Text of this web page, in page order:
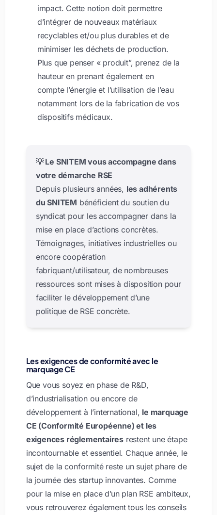
impact. Cette notion doit permettre
d’intégrer de nouveaux matériaux
recyclables et/ou plus durables et de
minimiser les déchets de production.
Plus que penser « produit”, prenez de la
hauteur en prenant également en
compte l’énergie et l’utilisation de l’eau
notamment lors de la fabrication de vos
dispositifs médicaux.
💡 Le SNITEM vous accompagne dans
votre démarche RSE
Depuis plusieurs années, les adhérents
du SNITEM bénéficient du soutien du
syndicat pour les accompagner dans la
mise en place d’actions concrètes.
Témoignages, initiatives industrielles ou
encore coopération
fabriquant/utilisateur, de nombreuses
ressources sont mises à disposition pour
faciliter le développement d’une
politique de RSE concrète.
Les exigences de conformité avec le
marquage CE
Que vous soyez en phase de R&D,
d’industrialisation ou encore de
développement à l’international, le marquage
CE (Conformité Européenne) et les
exigences réglementairesrestent une étape
incontournable et essentiel. Chaque année, le
sujet de la conformité reste un sujet phare de
la journée des startup innovantes. Comme
pour la mise en place d’un plan RSE ambiteux,
vous retrouverez également tous les conseils